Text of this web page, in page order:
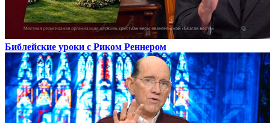
Библейские уроки с Риком Реннером